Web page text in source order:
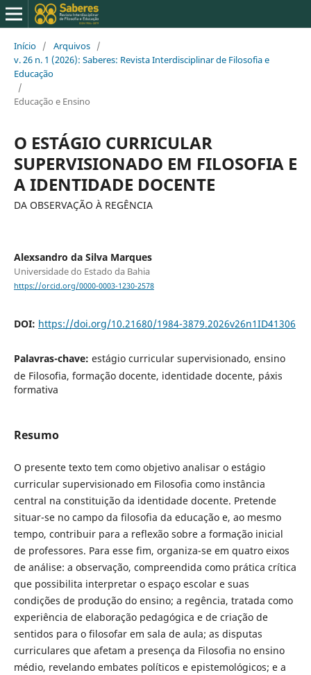
Início / Arquivos /
v. 26 n. 1 (2026): Saberes: Revista Interdisciplinar de Filosofia e
Educação
/
Educação e Ensino
O ESTÁGIO CURRICULAR
SUPERVISIONADO EM FILOSOFIA E
A IDENTIDADE DOCENTE
DA OBSERVAÇÃO À REGÊNCIA
Alexsandro da Silva Marques
Universidade do Estado da Bahia
https://orcid.org/0000-0003-1230-2578
DOI: https://doi.org/10.21680/1984-3879.2026v26n1ID41306
Palavras-chave: estágio curricular supervisionado, ensino
de Filosofia, formação docente, identidade docente, páxis
formativa
Resumo
O presente texto tem como objetivo analisar o estágio
curricular supervisionado em Filosofia como instância
central na constituição da identidade docente. Pretende
situar-se no campo da filosofia da educação e, ao mesmo
tempo, contribuir para a reflexão sobre a formação inicial
de professores. Para esse fim, organiza-se em quatro eixos
de análise: a observação, compreendida como prática crítica
que possibilita interpretar o espaço escolar e suas
condições de produção do ensino; a regência, tratada como
experiência de elaboração pedagógica e de criação de
sentidos para o filosofar em sala de aula; as disputas
curriculares que afetam a presença da Filosofia no ensino
médio, revelando embates políticos e epistemológicos; e a